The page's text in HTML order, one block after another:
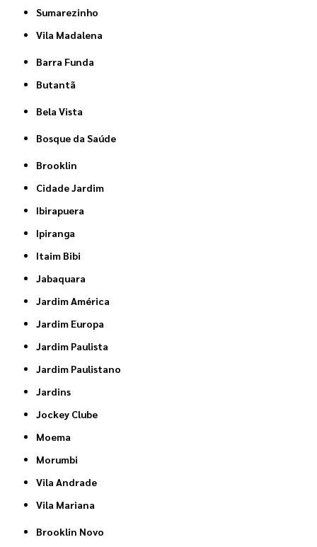
Sumarezinho
Vila Madalena
Barra Funda
Butantã
Bela Vista
Bosque da Saúde
Brooklin
Cidade Jardim
Ibirapuera
Ipiranga
Itaim Bibi
Jabaquara
Jardim América
Jardim Europa
Jardim Paulista
Jardim Paulistano
Jardins
Jockey Clube
Moema
Morumbi
Vila Andrade
Vila Mariana
Brooklin Novo